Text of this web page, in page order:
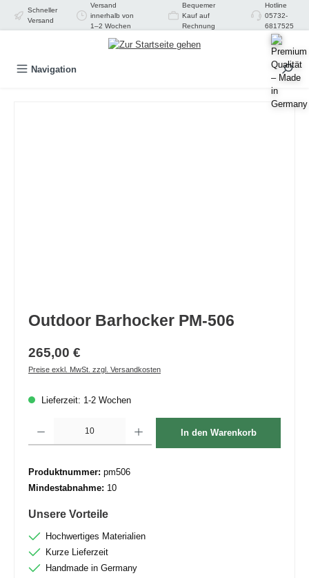
springen
Schneller
Versand
Versand
innerhalb von
1–2 Wochen
Bequemer
Kauf auf
Rechnung
Hotline
05732-
6817525
Navigation
Outdoor Barhocker PM-506
265,00 €
Preise exkl. MwSt. zzgl. Versandkosten
Lieferzeit: 1-2 Wochen
In den Warenkorb
Produktnummer: pm506
Mindestabnahme: 10
Unsere Vorteile
Hochwertiges Materialien
Kurze Lieferzeit
Handmade in Germany